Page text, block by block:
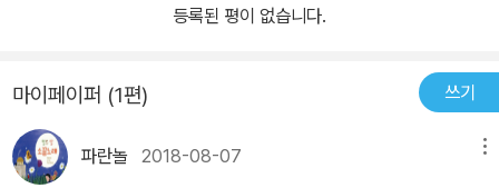
등록된 평이 없습니다.
마이페이퍼 (1편) 쓰기
파란놀 2018-08-07